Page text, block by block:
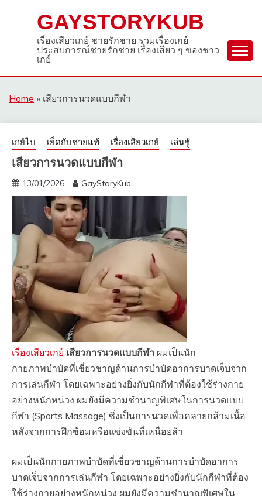
GAYSTORYKUB
เรื่องเสียวเกย์ ชายรักชาย รวมเรื่องเกย์
ประสบการณ์ชายรักชาย เรื่องเสียว ๆ ของชาว
เกย์
Home » เสียวการนวดแบบกีฬา
เกย์ไบ เย็ดกับชายแท้ เรื่องเสียวเกย์ เล่นชู้
เสียวการนวดแบบกีฬา
13/01/2026 GayStoryKub
เรื่องเสียวเกย์ เสียวการนวดแบบกีฬา ผมเป็นนัก
กายภาพบำบัดที่เชี่ยวชาญด้านการบำบัดอาการบาดเจ็บจาก
การเล่นกีฬา โดยเฉพาะอย่างยิ่งกับนักกีฬาที่ต้องใช้ร่างกาย
อย่างหนักหน่วง ผมยังมีความชำนาญพิเศษในการนวดแบบ
กีฬา (Sports Massage) ซึ่งเป็นการนวดเพื่อคลายกล้ามเนื้อ
หลังจากการฝึกซ้อมหรือแข่งขันที่เหนื่อยล้า
ผมเป็นนักกายภาพบำบัดที่เชี่ยวชาญด้านการบำบัดอาการ
บาดเจ็บจากการเล่นกีฬา โดยเฉพาะอย่างยิ่งกับนักกีฬาที่ต้อง
ใช้ร่างกายอย่างหนักหน่วง ผมยังมีความชำนาญพิเศษใน